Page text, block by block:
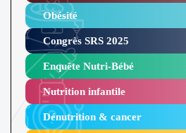
Obésité ​
Congrès SRS 2025 ​
Enquête Nutri-Bébé ​
Nutrition infantile
Dénutrition & cancer